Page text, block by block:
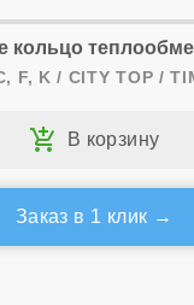
кольцо
F, K / CITY TOP /
Заказ в 1 клик